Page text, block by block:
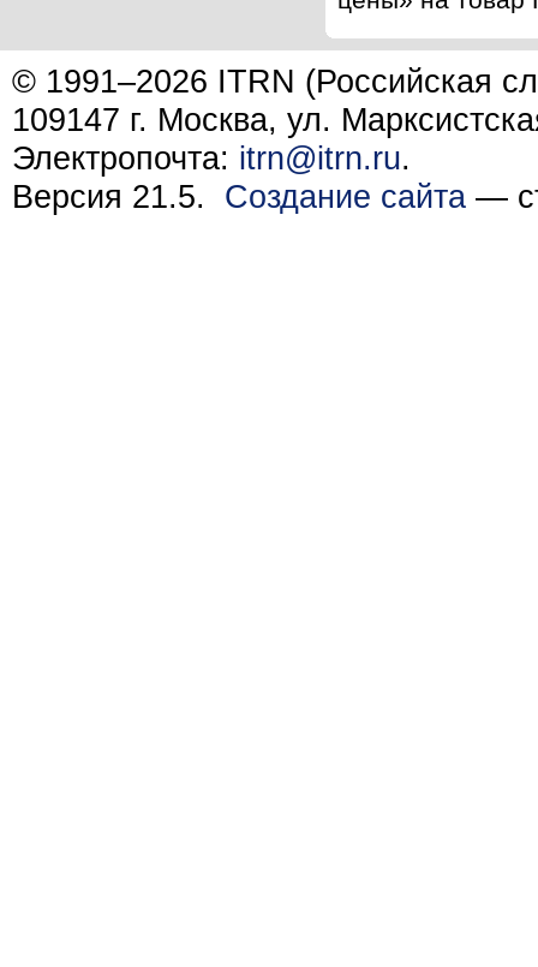
© 1991–2026 ITRN (Российская
109147 г. Москва, ул.
Электропочта: itrn@itrn.ru.
Версия 21.5. Создание сайта —